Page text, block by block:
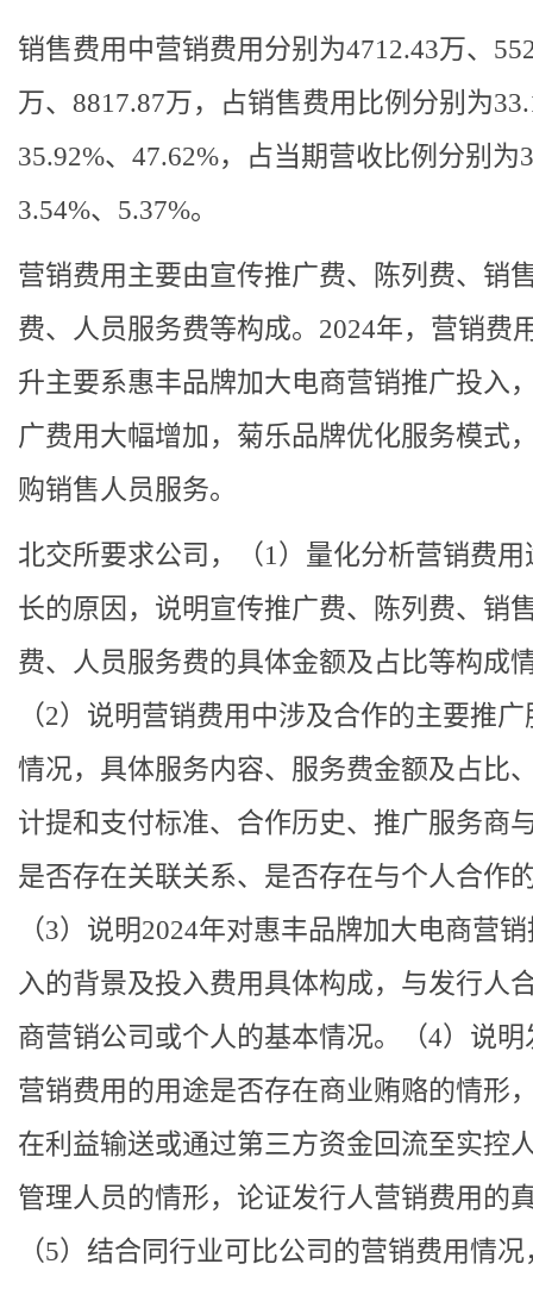
销售费用中营销费用分别为4712.43万、
万、8817.87万，占销售费用比例分别为
35.92%、47.62%，占当期营收比例分别为
3.54%、5.37%。
营销费用主要由宣传推广费、陈列费、销
费、人员服务费等构成。2024年，营销费
升主要系惠丰品牌加大电商营销推广投入
广费用大幅增加，菊乐品牌优化服务模式
购销售人员服务。
北交所要求公司，（1）量化分析营销费用
长的原因，说明宣传推广费、陈列费、销
费、人员服务费的具体金额及占比等构成
（2）说明营销费用中涉及合作的主要推
情况，具体服务内容、服务费金额及占比
计提和支付标准、合作历史、推广服务商
是否存在关联关系、是否存在与个人合作
（3）说明2024年对惠丰品牌加大电商营
入的背景及投入费用具体构成，与发行人
商营销公司或个人的基本情况。（4）说明
营销费用的用途是否存在商业贿赂的情形
在利益输送或通过第三方资金回流至实控
管理人员的情形，论证发行人营销费用的
（5）结合同行业可比公司的营销费用情